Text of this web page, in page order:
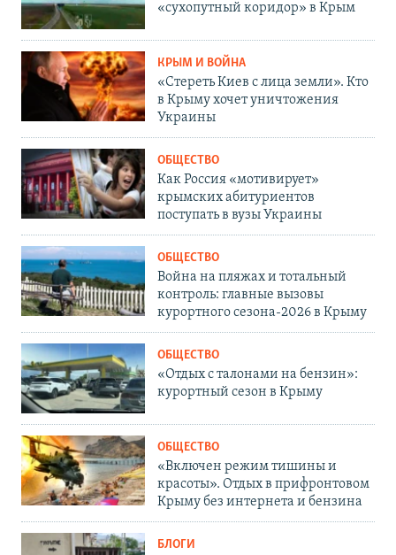
«сухопутный коридор» в Крым
КРЫМ И ВОЙНА
«Стереть Киев с лица земли». Кто
в Крыму хочет уничтожения
Украины
ОБЩЕСТВО
Как Россия «мотивирует»
крымских абитуриентов
поступать в вузы Украины
ОБЩЕСТВО
Война на пляжах и тотальный
контроль: главные вызовы
курортного сезона-2026 в Крыму
ОБЩЕСТВО
«Отдых с талонами на бензин»:
курортный сезон в Крыму
ОБЩЕСТВО
«Включен режим тишины и
красоты». Отдых в прифронтовом
Крыму без интернета и бензина
БЛОГИ